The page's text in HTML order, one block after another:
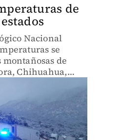
de
Nacional
se
de
Chihuahua,
el frente frío 26